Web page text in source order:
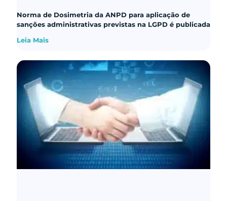
Norma de Dosimetria da ANPD para aplicação de
sanções administrativas previstas na LGPD é publicada
Leia Mais